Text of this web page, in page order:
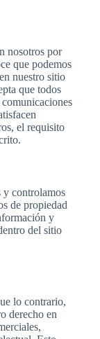
nosotros por
que podemos
nuestro sitio
que todos
el requisito
y controlamos
de propiedad
y
del sitio
lo contrario,
derecho en